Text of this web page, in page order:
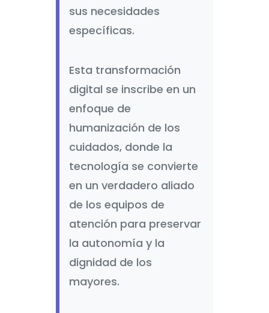
sus necesidades
específicas.
Esta transformación
digital se inscribe en un
enfoque de
humanización de los
cuidados, donde la
tecnología se convierte
en un verdadero aliado
de los equipos de
atención para preservar
la autonomía y la
dignidad de los
mayores.